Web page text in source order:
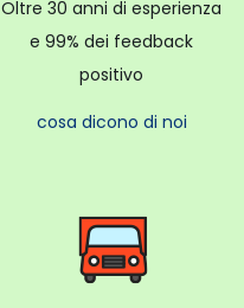
Oltre 30 anni di esperienza
e 99% dei feedback
positivo
cosa dicono di noi